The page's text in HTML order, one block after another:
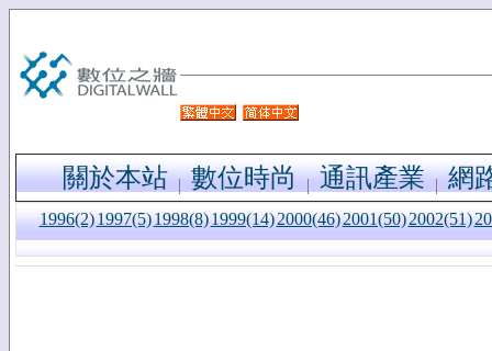
關於本站 數位時尚 通訊產業 網
1996(2)1997(5)1998(8)1999(14)2000(46)2001(50)2002(51)